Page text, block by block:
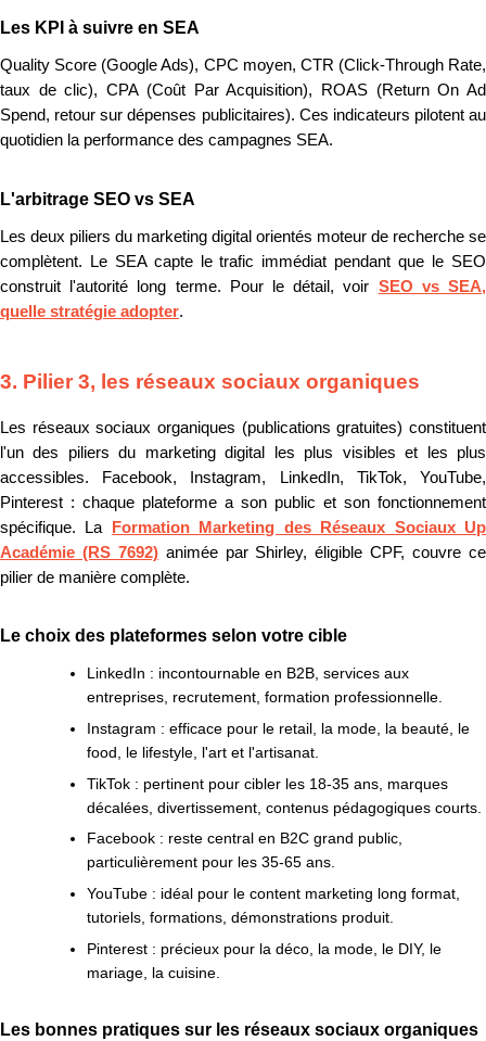
Les KPI à suivre en SEA
Quality Score (Google Ads), CPC moyen, CTR (Click-Through Rate,
taux de clic), CPA (Coût Par Acquisition), ROAS (Return On Ad
Spend, retour sur dépenses publicitaires). Ces indicateurs pilotent au
quotidien la performance des campagnes SEA.
L'arbitrage SEO vs SEA
Les deux piliers du marketing digital orientés moteur de recherche se
complètent. Le SEA capte le trafic immédiat pendant que le SEO
construit l'autorité long terme. Pour le détail, voir SEO vs SEA,
quelle stratégie adopter.
3. Pilier 3, les réseaux sociaux organiques
Les réseaux sociaux organiques (publications gratuites) constituent
l'un des piliers du marketing digital les plus visibles et les plus
accessibles. Facebook, Instagram, LinkedIn, TikTok, YouTube,
Pinterest : chaque plateforme a son public et son fonctionnement
spécifique. La
Formation Marketing des Réseaux Sociaux Up
Académie (RS 7692)animée par Shirley, éligible CPF, couvre ce
pilier de manière complète.
Le choix des plateformes selon votre cible
LinkedIn : incontournable en B2B, services aux
entreprises, recrutement, formation professionnelle.
Instagram : efficace pour le retail, la mode, la beauté, le
food, le lifestyle, l'art et l'artisanat.
TikTok : pertinent pour cibler les 18-35 ans, marques
décalées, divertissement, contenus pédagogiques courts.
Facebook : reste central en B2C grand public,
particulièrement pour les 35-65 ans.
YouTube : idéal pour le content marketing long format,
tutoriels, formations, démonstrations produit.
Pinterest : précieux pour la déco, la mode, le DIY, le
mariage, la cuisine.
Les bonnes pratiques sur les réseaux sociaux organiques